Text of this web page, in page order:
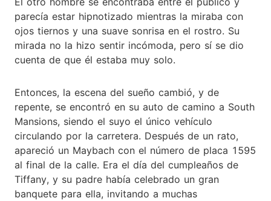
parecía estar hipnotizado mientras la miraba con
ojos tiernos y una suave sonrisa en el rostro. Su
mirada no la hizo sentir incómoda, pero sí se dio
cuenta de que él estaba muy solo.
Entonces, la escena del sueño cambió, y de
repente, se encontró en su auto de camino a South
Mansions, siendo el suyo el único vehículo
circulando por la carretera. Después de un rato,
apareció un Maybach con el número de placa 1595
al final de la calle. Era el día del cumpleaños de
Tiffany, y su padre había celebrado un gran
banquete para ella, invitando a muchas